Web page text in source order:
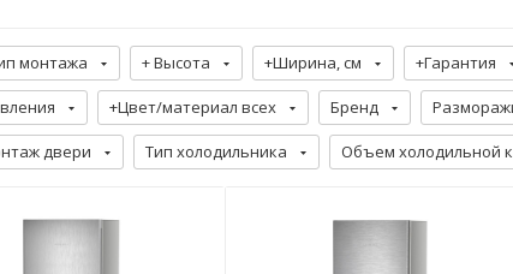
монтажа + Высота +Ширина, см +Гарантия
+Цвет/материал всех Бренд
двери Тип холодильника Объем холодильной